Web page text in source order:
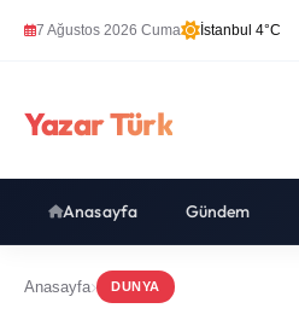
7 Ağustos 2026 Cuma İstanbul 4°C
Yazar Türk
Anasayfa Gündem
Anasayfa DUNYA